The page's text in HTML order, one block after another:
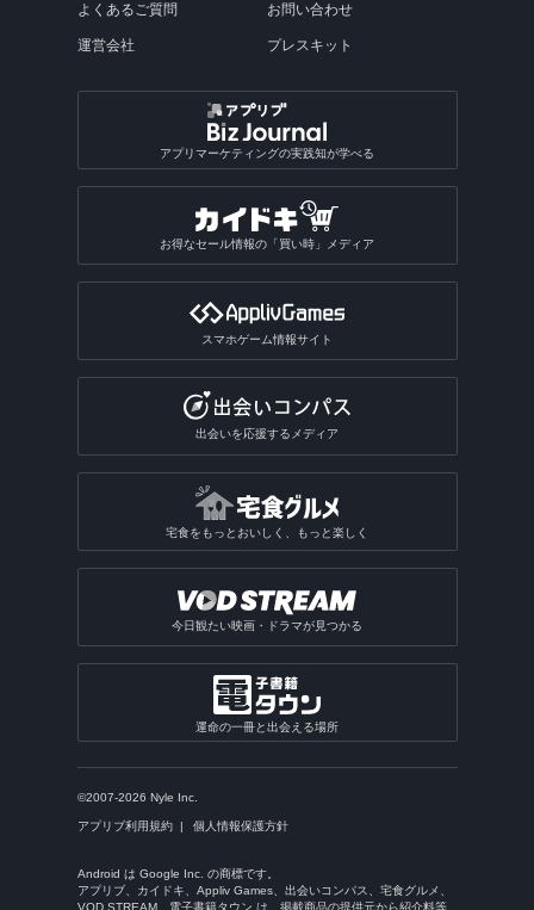
よくあるご質問
運営会社
お問い合わせ
プレスキット
アプリマーケティングの実践知が学べる
お得なセール情報の「買い時」メディア
スマホゲーム情報サイト
出会いを応援するメディア
宅食をもっとおいしく、もっと楽しく
今日観たい映画・ドラマが見つかる
運命の一冊と出会える場所
©2007-2026 Nyle Inc.
アプリブ利用規約 個人情報保護方針
Android は Google Inc. の商標です。
アプリブ、カイドキ、Appliv Games、出会いコンパス、宅食グルメ、